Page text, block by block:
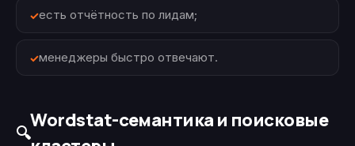
есть отчётность по лидам;
менеджеры быстро отвечают.
🔍
Wordstat-семантика и поисковые